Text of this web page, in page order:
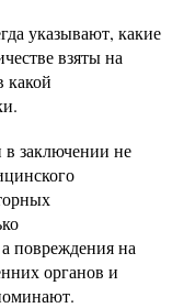
указывают, какие
взяты на
какой
в заключении не
повреждения на
органов и